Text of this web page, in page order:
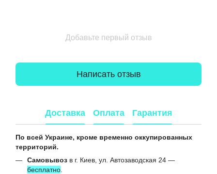
Добавьте первый отзыв
Написать отзыв
Доставка Оплата Гарантия
По всей Украине, кроме временно оккупированных
территорий.
Самовывоз в г. Киев, ул. Автозаводская 24 —
бесплатно